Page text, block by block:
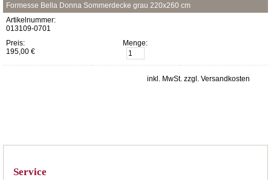
Formesse Bella Donna Sommerdecke grau 220x260 cm
Artikelnummer:
013109-0701
Preis:
195,00 €
Menge:
inkl. MwSt. zzgl. Versandkosten
Service